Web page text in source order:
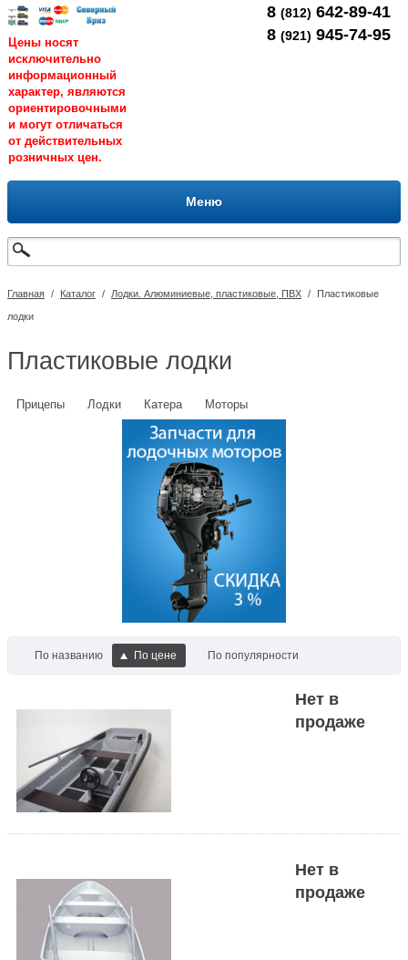
Цены носят
исключительно
информационный
характер, являются
ориентировочными
и могут отличаться
от действительных
розничных цен.
8 (812) 642-89-41
8 (921) 945-74-95
Меню
Главная / Каталог / Лодки. Алюминиевые, пластиковые, ПВХ / Пластиковые
лодки
Пластиковые лодки
Прицепы Лодки Катера Моторы
По названию По цене По популярности
Нет в
продаже
Нет в
продаже